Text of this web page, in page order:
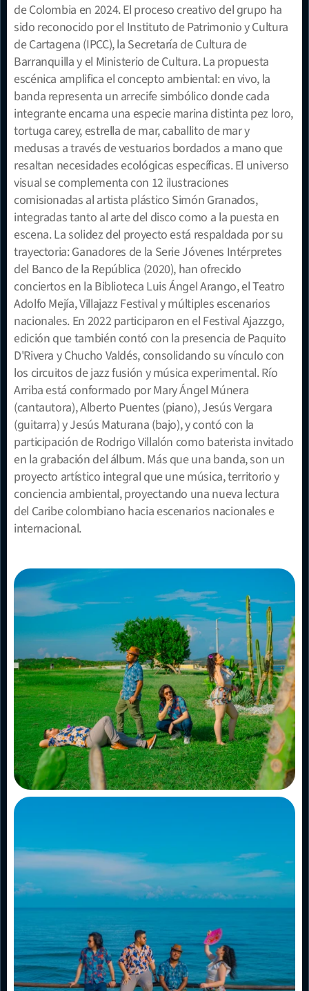
de Colombia en 2024. El proceso creativo del grupo ha
sido reconocido por el Instituto de Patrimonio y Cultura
de Cartagena (IPCC), la Secretaría de Cultura de
Barranquilla y el Ministerio de Cultura. La propuesta
escénica amplifica el concepto ambiental: en vivo, la
banda representa un arrecife simbólico donde cada
integrante encarna una especie marina distinta pez loro,
tortuga carey, estrella de mar, caballito de mar y
medusas a través de vestuarios bordados a mano que
resaltan necesidades ecológicas específicas. El universo
visual se complementa con 12 ilustraciones
comisionadas al artista plástico Simón Granados,
integradas tanto al arte del disco como a la puesta en
escena. La solidez del proyecto está respaldada por su
trayectoria: Ganadores de la Serie Jóvenes Intérpretes
del Banco de la República (2020), han ofrecido
conciertos en la Biblioteca Luis Ángel Arango, el Teatro
Adolfo Mejía, Villajazz Festival y múltiples escenarios
nacionales. En 2022 participaron en el Festival Ajazzgo,
edición que también contó con la presencia de Paquito
D'Rivera y Chucho Valdés, consolidando su vínculo con
los circuitos de jazz fusión y música experimental. Río
Arriba está conformado por Mary Ángel Múnera
(cantautora), Alberto Puentes (piano), Jesús Vergara
(guitarra) y Jesús Maturana (bajo), y contó con la
participación de Rodrigo Villalón como baterista invitado
en la grabación del álbum. Más que una banda, son un
proyecto artístico integral que une música, territorio y
conciencia ambiental, proyectando una nueva lectura
del Caribe colombiano hacia escenarios nacionales e
internacional.